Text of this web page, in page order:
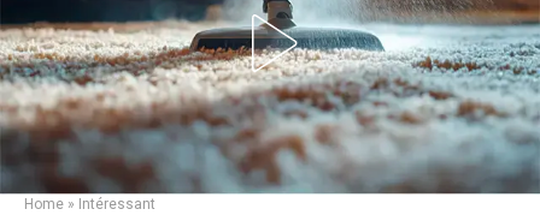
Home » Intéressant